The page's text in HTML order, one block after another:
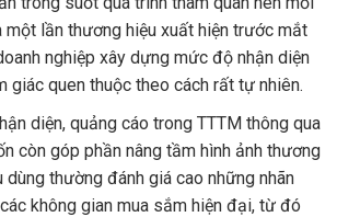
một lần thương hiệu xuất hiện trước mắt
nghiệp xây dựng mức độ nhận diện
giác quen thuộc theo cách rất tự nhiên.
diện, quảng cáo trong TTTM thông qua
còn góp phần nâng tầm hình ảnh thương
thường đánh giá cao những nhãn
không gian mua sắm hiện đại, từ đó